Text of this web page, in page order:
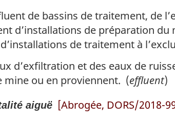
de bassins de traitement, de
d’installations de préparation
de traitement à
d’exfiltration et des eaux de
mine ou en proviennent. (effluent)
aiguë [Abrogée, DORS/2018-